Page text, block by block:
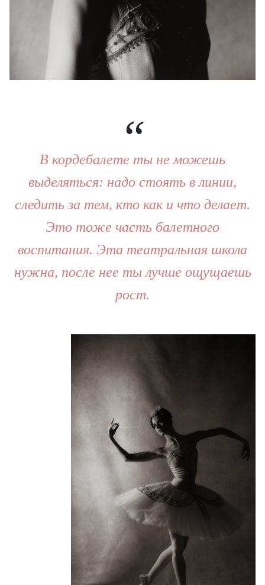
В кордебалете ты не можешь
выделяться: надо стоять в линии,
следить за тем, кто как и что делает.
Это тоже часть балетного
воспитания. Эта театральная школа
нужна, после нее ты лучше ощущаешь
рост.